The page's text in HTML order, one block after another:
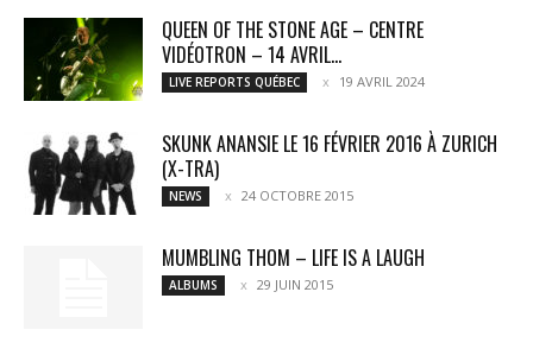
QUEEN OF THE STONE AGE – CENTRE
VIDÉOTRON – 14 AVRIL...
LIVE REPORTS QUÉBEC 19 AVRIL 2024
SKUNK ANANSIE LE 16 FÉVRIER 2016 À ZURICH
(X-TRA)
NEWS 24 OCTOBRE 2015
MUMBLING THOM – LIFE IS A LAUGH
ALBUMS 29 JUIN 2015